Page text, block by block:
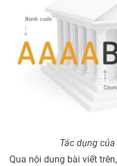
Tác dụng
Qua nội dung bài viết trên,